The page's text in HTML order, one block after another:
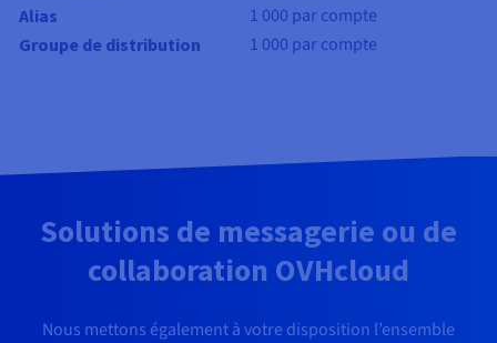
Alias 1 000 par compte
Groupe de distribution 1 000 par compte
Solutions de messagerie ou de
collaboration OVHcloud
Nous mettons également à votre disposition l’ensemble